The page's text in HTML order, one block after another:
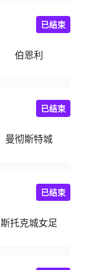
伯恩利
已结束
曼彻斯特城
已结束
斯托克城女足
已结束